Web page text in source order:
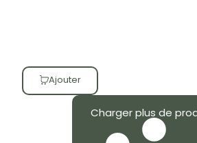
Ajouter
Charger plus de